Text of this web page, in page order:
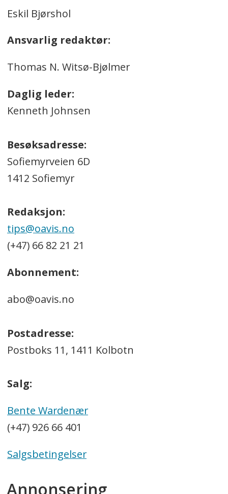
Eskil Bjørshol
Ansvarlig redaktør:
Thomas N. Witsø-Bjølmer
Daglig leder:
Kenneth Johnsen
Besøksadresse:
Sofiemyrveien 6D
1412 Sofiemyr
Redaksjon:
tips@oavis.no
(+47) 66 82 21 21
Abonnement:
abo@oavis.no
Postadresse:
Postboks 11, 1411 Kolbotn
Salg:
Bente Wardenær
(+47) 926 66 401
Salgsbetingelser
Annonsering